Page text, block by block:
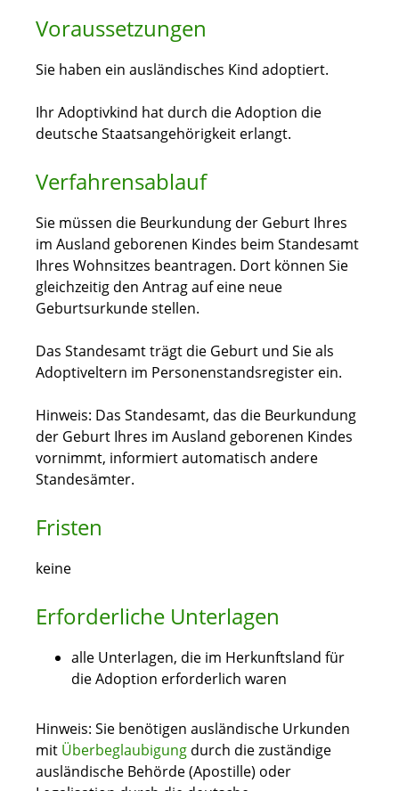
Voraussetzungen
Sie haben ein ausländisches Kind adoptiert.
Ihr Adoptivkind hat durch die Adoption die
deutsche Staatsangehörigkeit erlangt.
Verfahrensablauf
Sie müssen die Beurkundung der Geburt Ihres
im Ausland geborenen Kindes beim Standesamt
Ihres Wohnsitzes beantragen. Dort können Sie
gleichzeitig den Antrag auf eine neue
Geburtsurkunde stellen.
Das Standesamt trägt die Geburt und Sie als
Adoptiveltern im Personenstandsregister ein.
Hinweis: Das Standesamt, das die Beurkundung
der Geburt Ihres im Ausland geborenen Kindes
vornimmt, informiert automatisch andere
Standesämter.
Fristen
keine
Erforderliche Unterlagen
alle Unterlagen, die im Herkunftsland für
die Adoption erforderlich waren
Hinweis: Sie benötigen ausländische Urkunden
mit Überbeglaubigung durch die zuständige
ausländische Behörde (Apostille) oder